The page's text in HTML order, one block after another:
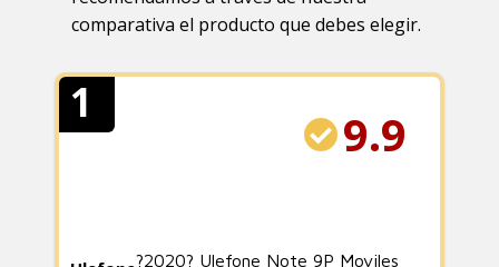
comparativa el producto que debes elegir.
1
9.9
?2020? Ulefone Note 9P Moviles